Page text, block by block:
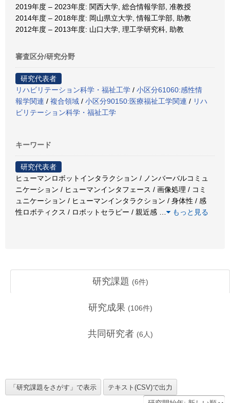
2019年度 – 2023年度: 関西大学, 総合情報学部, 准教授
2014年度 – 2018年度: 岡山県立大学, 情報工学部, 助教
2012年度 – 2013年度: 山口大学, 理工学研究科, 助教
審査区分/研究分野
研究代表者
リハビリテーション科学・福祉工学 / 小区分61060:感性情
報学関連 / 複合領域 / 小区分90150:医療福祉工学関連 / リハ
ビリテーション科学・福祉工学
キーワード
研究代表者
ヒューマンロボットインタラクション / ノンバーバルコミュ
ニケーション / ヒューマンインタフェース / 画像処理 / コミ
ュニケーション / ヒューマンインタラクション / 身体性 / 感
性ロボティクス / ロボットセラピー / 親近感
もっと見る
研究課題 (6件)
研究成果 (106件)
共同研究者 (6 人)